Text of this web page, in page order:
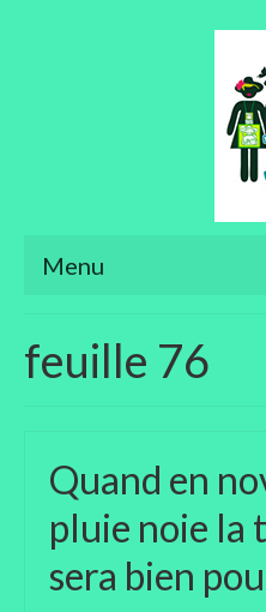
Menu
Aménager son jardin
Bonsaïs
Potager
Taille des arbres et
feuille 76
Quand en
pluie noie la
sera bien